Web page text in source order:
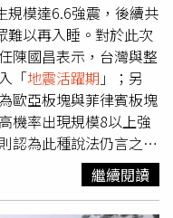
規模達6.6強震，後續共
難以再入睡。對於此次
陳國昌表示，台灣與整
「地震活躍期 」；另
歐亞板塊與菲律賓板塊
機率出現規模8以上強
認為此種說法仍言之過
目前頻繁的地震可能是
生規模5以上餘震；此
繼續閱讀